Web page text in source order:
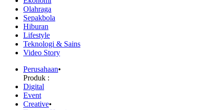
Olahraga
Sepakbola
Hiburan
Lifestyle
Teknologi & Sains
Video Story
Perusahaan•
Produk :
Digital
Event
Creative•